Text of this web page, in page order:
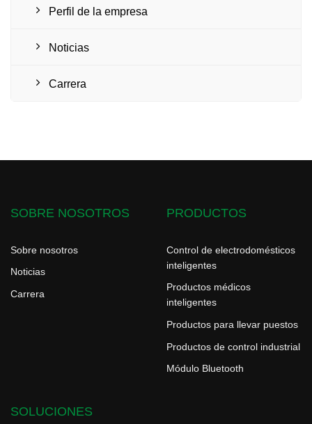
Perfil de la empresa
Noticias
Carrera
SOBRE NOSOTROS
Sobre nosotros
Noticias
Carrera
PRODUCTOS
Control de electrodomésticos
inteligentes
Productos médicos
inteligentes
Productos para llevar puestos
Productos de control industrial
Módulo Bluetooth
SOLUCIONES